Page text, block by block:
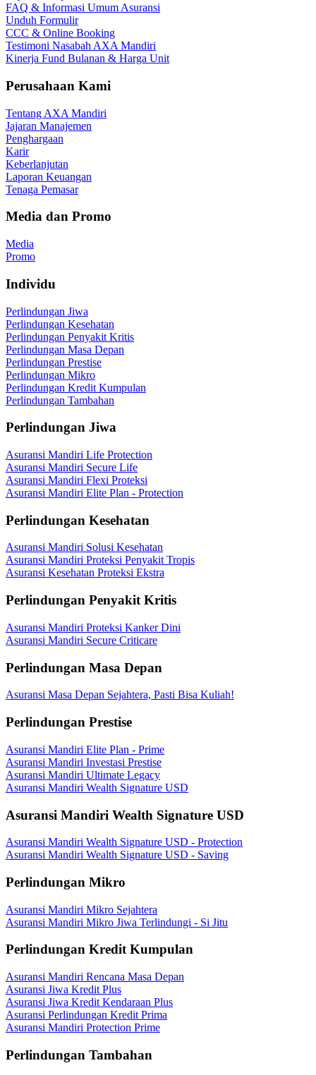
FAQ & Informasi Umum Asuransi
Unduh Formulir
CCC & Online Booking
Testimoni Nasabah AXA Mandiri
Kinerja Fund Bulanan & Harga Unit
Perusahaan Kami
Tentang AXA Mandiri
Jajaran Manajemen
Penghargaan
Karir
Keberlanjutan
Laporan Keuangan
Tenaga Pemasar
Media dan Promo
Media
Promo
Individu
Perlindungan Jiwa
Perlindungan Kesehatan
Perlindungan Penyakit Kritis
Perlindungan Masa Depan
Perlindungan Prestise
Perlindungan Mikro
Perlindungan Kredit Kumpulan
Perlindungan Tambahan
Perlindungan Jiwa
Asuransi Mandiri Life Protection
Asuransi Mandiri Secure Life
Asuransi Mandiri Flexi Proteksi
Asuransi Mandiri Elite Plan - Protection
Perlindungan Kesehatan
Asuransi Mandiri Solusi Kesehatan
Asuransi Mandiri Proteksi Penyakit Tropis
Asuransi Kesehatan Proteksi Ekstra
Perlindungan Penyakit Kritis
Asuransi Mandiri Proteksi Kanker Dini
Asuransi Mandiri Secure Criticare
Perlindungan Masa Depan
Asuransi Masa Depan Sejahtera, Pasti Bisa Kuliah!
Perlindungan Prestise
Asuransi Mandiri Elite Plan - Prime
Asuransi Mandiri Investasi Prestise
Asuransi Mandiri Ultimate Legacy
Asuransi Mandiri Wealth Signature USD
Asuransi Mandiri Wealth Signature USD
Asuransi Mandiri Wealth Signature USD - Protection
Asuransi Mandiri Wealth Signature USD - Saving
Perlindungan Mikro
Asuransi Mandiri Mikro Sejahtera
Asuransi Mandiri Mikro Jiwa Terlindungi - Si Jitu
Perlindungan Kredit Kumpulan
Asuransi Mandiri Rencana Masa Depan
Asuransi Jiwa Kredit Plus
Asuransi Jiwa Kredit Kendaraan Plus
Asuransi Perlindungan Kredit Prima
Asuransi Mandiri Protection Prime
Perlindungan Tambahan